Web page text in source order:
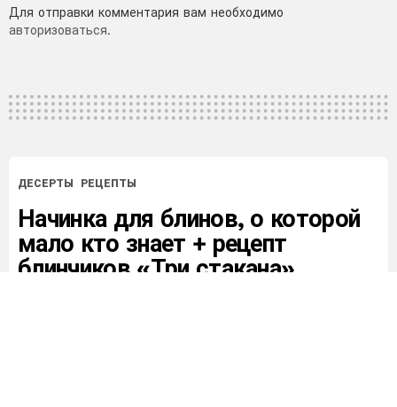
Добавить
комментарий
Для отправки комментария вам необходимо
авторизоваться.
ДЕСЕРТЫ РЕЦЕПТЫ
Начинка для блинов, о которой
мало кто знает + рецепт
блинчиков «Три стакана».